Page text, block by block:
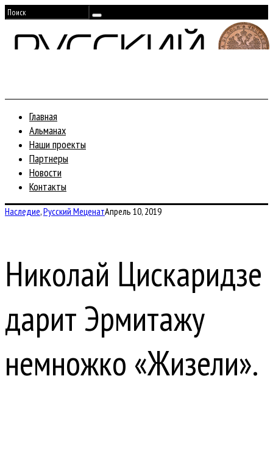
Главная
Альманах
Наши проекты
Партнеры
Новости
Контакты
Наследие,Русский МеценатАпрель 10, 2019
Николай Цискаридзе
дарит Эрмитажу
немножко «Жизели».